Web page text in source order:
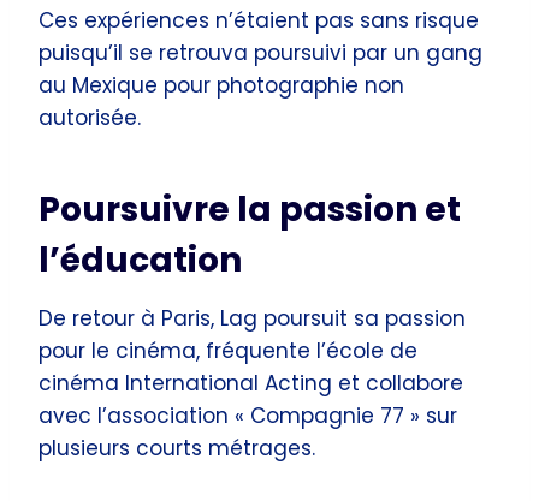
Ces expériences n’étaient pas sans risque
puisqu’il se retrouva poursuivi par un gang
au Mexique pour photographie non
autorisée.
Poursuivre la passion et
l’éducation
De retour à Paris, Lag poursuit sa passion
pour le cinéma, fréquente l’école de
cinéma International Acting et collabore
avec l’association « Compagnie 77 » sur
plusieurs courts métrages.